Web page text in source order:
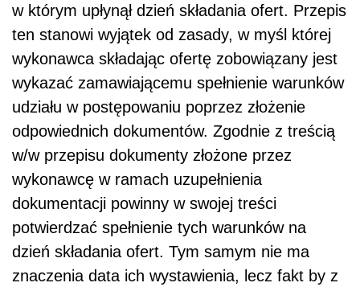
w którym upłynął dzień składania ofert. Przepis
ten stanowi wyjątek od zasady, w myśl której
wykonawca składając ofertę zobowiązany jest
wykazać zamawiającemu spełnienie warunków
udziału w postępowaniu poprzez złożenie
odpowiednich dokumentów. Zgodnie z treścią
w/w przepisu dokumenty złożone przez
wykonawcę w ramach uzupełnienia
dokumentacji powinny w swojej treści
potwierdzać spełnienie tych warunków na
dzień składania ofert. Tym samym nie ma
znaczenia data ich wystawienia, lecz fakt by z